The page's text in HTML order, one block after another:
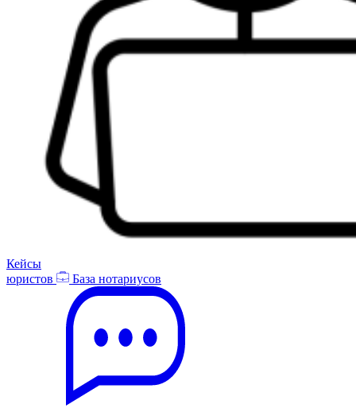
Кейсы
юристов
База нотариусов